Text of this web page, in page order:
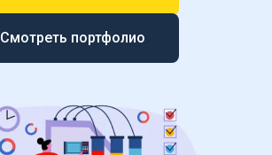
Смотреть портфолио